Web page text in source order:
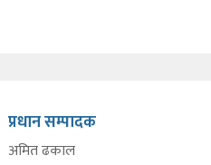
प्रधान सम्पादक
अमित ढकाल